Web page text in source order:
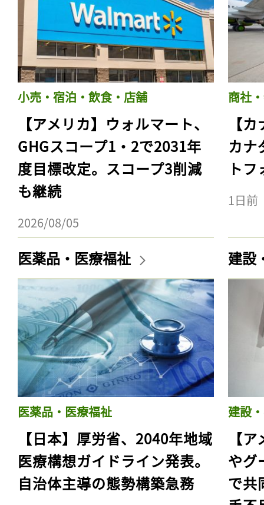
小売・宿泊・飲食・店舗
【アメリカ】ウォルマート、
GHGスコープ1・2で2031年
度目標改定。スコープ3削減
も継続
2026/08/05
商社
【
カナ
ト
1日前
医薬品・医療福祉
医薬品・医療福祉
【日本】厚労省、2040年地域
医療構想ガイドライン発表。
自治体主導の態勢構築急務
建設
建設
【
やグ
で共